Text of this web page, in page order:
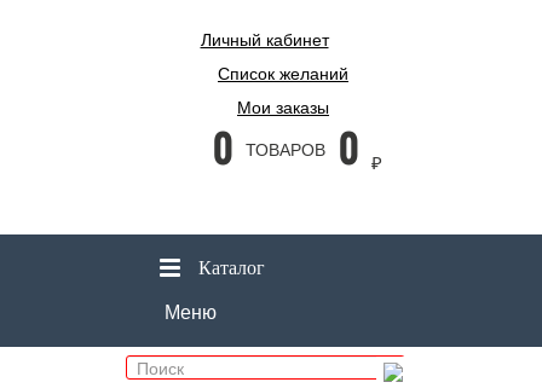
Личный кабинет
Список желаний
Мои заказы
0 ТОВАРОВ 0 ₽
Каталог
Меню